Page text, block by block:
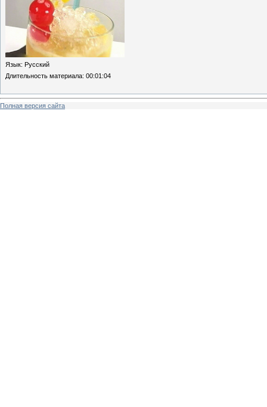
Язык: Русский
Длительность материала: 00:01:04
Полная версия сайта